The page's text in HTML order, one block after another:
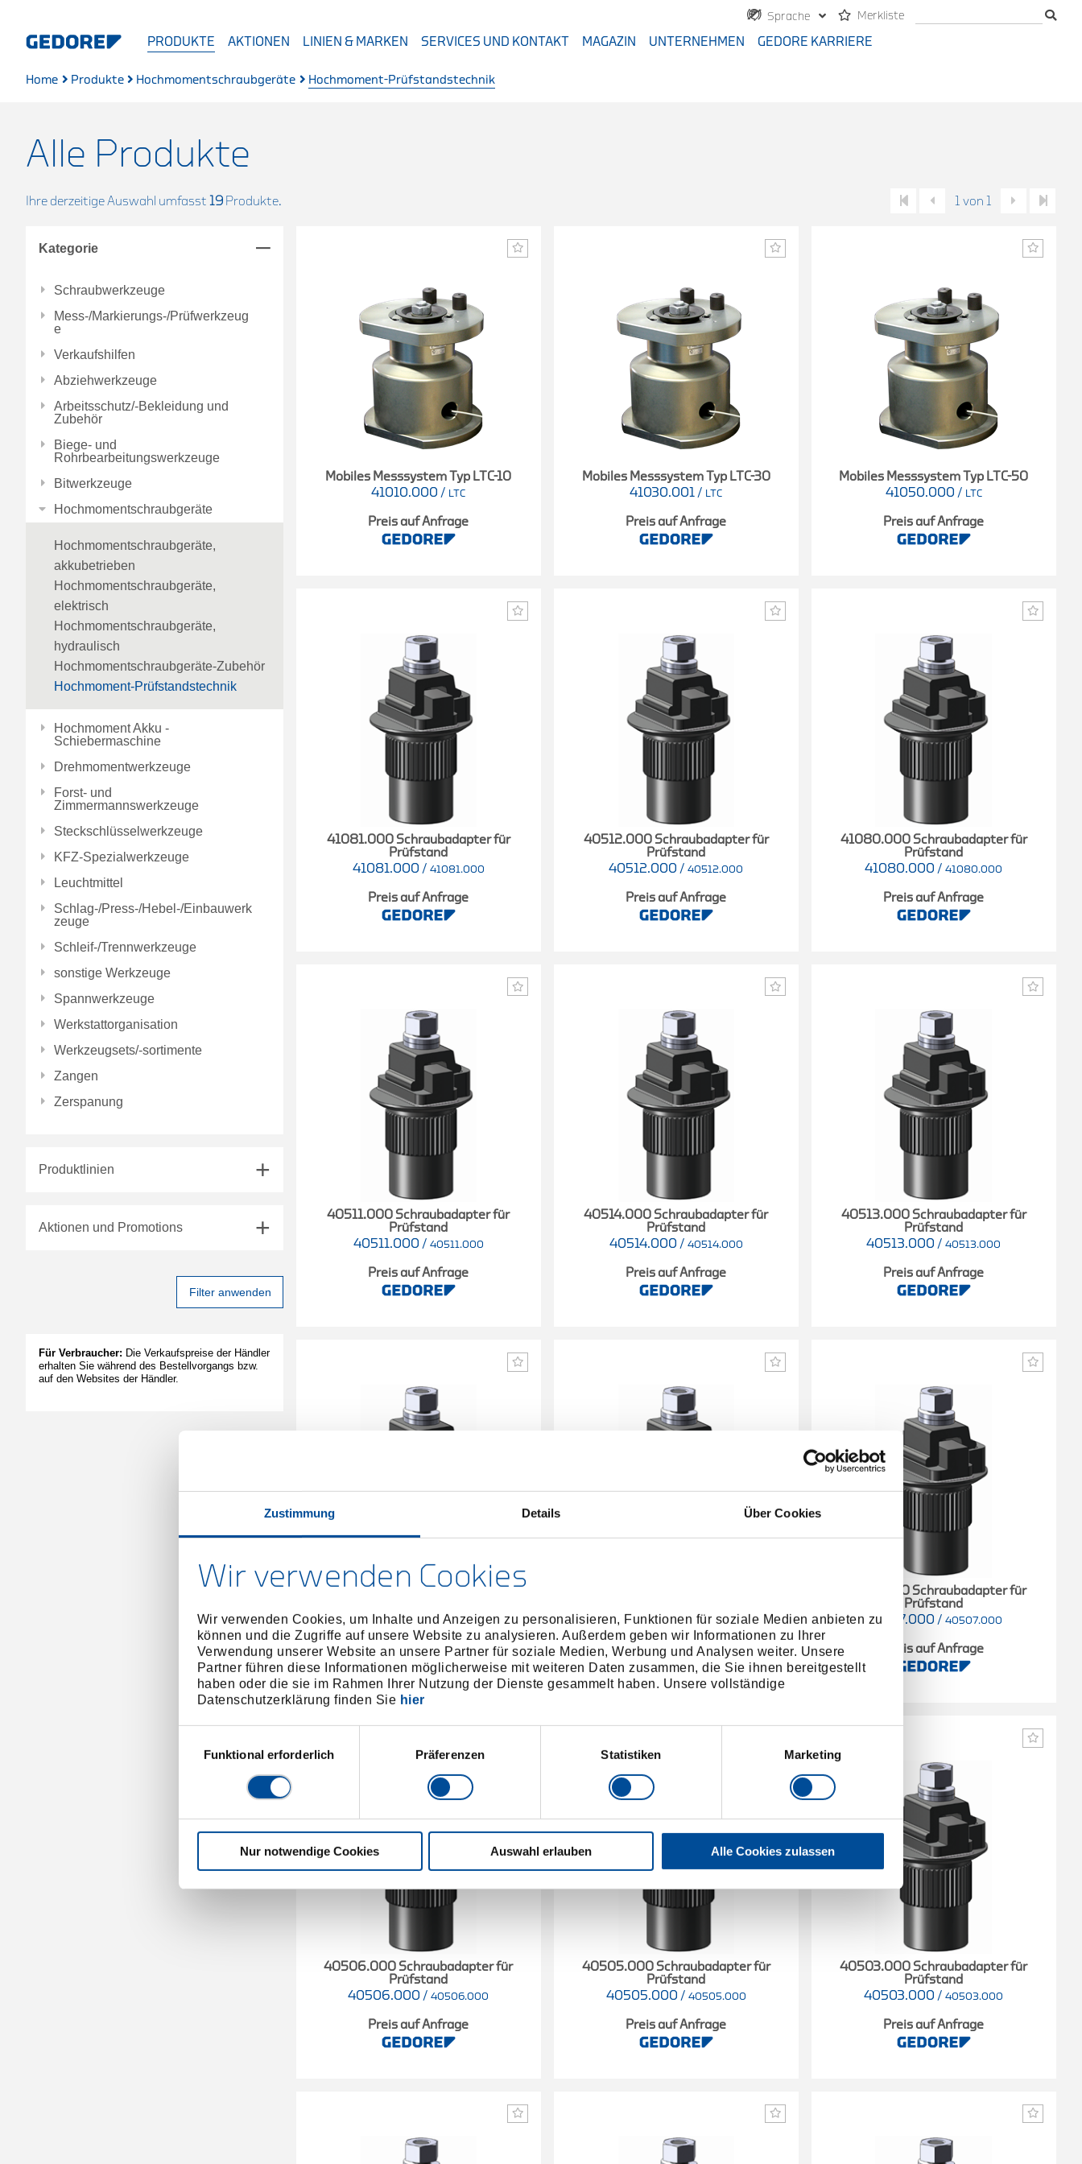
Zustimmung Details Über Cookies
Wir verwenden Cookies
Wir verwenden Cookies, um Inhalte und Anzeigen zu personalisieren, Funktionen für soziale Medien anbieten zu
können und die Zugriffe auf unsere Website zu analysieren. Außerdem geben wir Informationen zu Ihrer
Verwendung unserer Website an unsere Partner für soziale Medien, Werbung und Analysen weiter. Unsere
Partner führen diese Informationen möglicherweise mit weiteren Daten zusammen, die Sie ihnen bereitgestellt
haben oder die sie im Rahmen Ihrer Nutzung der Dienste gesammelt haben. Unsere vollständige
Datenschutzerklärung finden Sie hier
Funktional erforderlich
Präferenzen Statistiken Marketing
Nur notwendige Cookies Auswahl erlauben Alle Cookies zulassen
Sprache Merkliste
PRODUKTE AKTIONEN LINIEN & MARKEN SERVICES UND KONTAKT MAGAZIN UNTERNEHMEN GEDORE KARRIERE
Home Produkte Hochmomentschraubgeräte Hochmoment-Prüfstandstechnik
Alle Produkte
Ihre derzeitige Auswahl umfasst 19 Produkte. 1 von 1
Kategorie
Schraubwerkzeuge
Mess-/Markierungs-/Prüfwerkzeug
e
Verkaufshilfen
Abziehwerkzeuge
Arbeitsschutz/-Bekleidung und
Zubehör
Biege- und
Rohrbearbeitungswerkzeuge
Bitwerkzeuge
Hochmomentschraubgeräte
Hochmomentschraubgeräte,
akkubetrieben
Hochmomentschraubgeräte,
elektrisch
Hochmomentschraubgeräte,
hydraulisch
Hochmomentschraubgeräte-Zubehör
Hochmoment-Prüfstandstechnik
Hochmoment Akku -
Schiebermaschine
Drehmomentwerkzeuge
Forst- und
Zimmermannswerkzeuge
Steckschlüsselwerkzeuge
KFZ-Spezialwerkzeuge
Leuchtmittel
Schlag-/Press-/Hebel-/Einbauwerk
zeuge
Schleif-/Trennwerkzeuge
sonstige Werkzeuge
Spannwerkzeuge
Werkstattorganisation
Werkzeugsets/-sortimente
Zangen
Zerspanung
Produktlinien
Aktionen und Promotions
Filter anwenden
Für Verbraucher: Die Verkaufspreise der Händler
erhalten Sie während des Bestellvorgangs bzw.
auf den Websites der Händler.
Mobiles Messsystem Typ LTC-10
41010.000 / LTC
Preis auf Anfrage
Mobiles Messsystem Typ LTC-30
41030.001 / LTC
Preis auf Anfrage
Mobiles Messsystem Typ LTC-50
41050.000 / LTC
Preis auf Anfrage
41081.000 Schraubadapter für
Prüfstand
41081.000 / 41081.000
Preis auf Anfrage
40512.000 Schraubadapter für
Prüfstand
40512.000 / 40512.000
Preis auf Anfrage
41080.000 Schraubadapter für
Prüfstand
41080.000 / 41080.000
Preis auf Anfrage
40511.000 Schraubadapter für
Prüfstand
40511.000 / 40511.000
Preis auf Anfrage
40514.000 Schraubadapter für
Prüfstand
40514.000 / 40514.000
Preis auf Anfrage
40513.000 Schraubadapter für
Prüfstand
40513.000 / 40513.000
Preis auf Anfrage
40509.000 Schraubadapter für
40509.000/ 40509.000
Preis auf Anfrage
40508.000/ 40508.000
Preis auf Anfrage
40507.000 Schraubadapter für
Prüfstand
40507.000 / 40507.000
Preis auf Anfrage
40506.000 Schraubadapter für
Prüfstand
40506.000 / 40506.000
Preis auf Anfrage
40505.000 Schraubadapter für
Prüfstand
40505.000 / 40505.000
Preis auf Anfrage
40503.000 Schraubadapter für
Prüfstand
40503.000 / 40503.000
Preis auf Anfrage